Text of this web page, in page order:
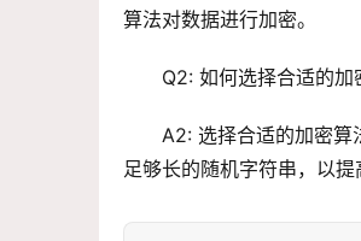
算法对数据进行加密。
Q2: 如何选择合适的加
A2: 选择合适的加密算
足够长的随机字符串，以提